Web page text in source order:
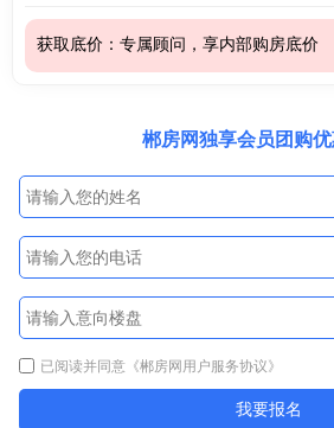
获取底价：专属顾问，享内部购房底价
郴房网独享会员团购
已阅读并同意 《郴房网用户服务协议》
我要报名